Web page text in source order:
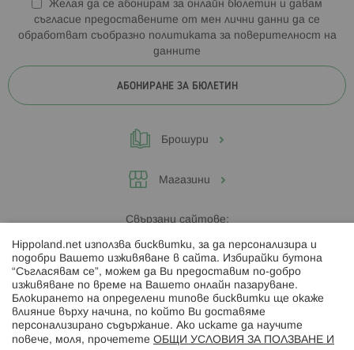
Желая да се абонирам за онлайн бюлетин и давам
съгласие предоставените от мен лични данни да се
обработват съобразно политиката за поверителност на
данните
АБОНИРАНЕ ЗА БЮЛЕТИН
Брошури
Магазини
Свързани сайтове:
Hippoland.ro
Последвайте ни:
Hippoland.net използва бисквитки, за да персонализира и
подобри Вашето изживяване в сайта. Избирайки бутона
“Съгласявам се”, можем да Ви предоставим по-добро
изживяване по време на Вашето онлайн пазаруване.
Блокирането на определени типове бисквитки ще окаже
влияние върху начина, по който Ви доставяме
персонализирано съдържание. Ако искате да научите
повече, моля, прочетете ОБЩИ УСЛОВИЯ ЗА ПОЛЗВАНЕ И